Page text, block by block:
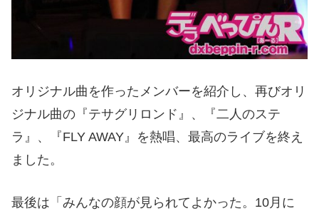
オリジナル曲を作ったメンバーを紹介し、再びオリ
ジナル曲の『テサグリロンド』、『二人のステ
ラ』、『FLY AWAY 』を熱唱、最高のライブを終え
ました。
最後は「みんなの顔が見られてよかった。 10月に